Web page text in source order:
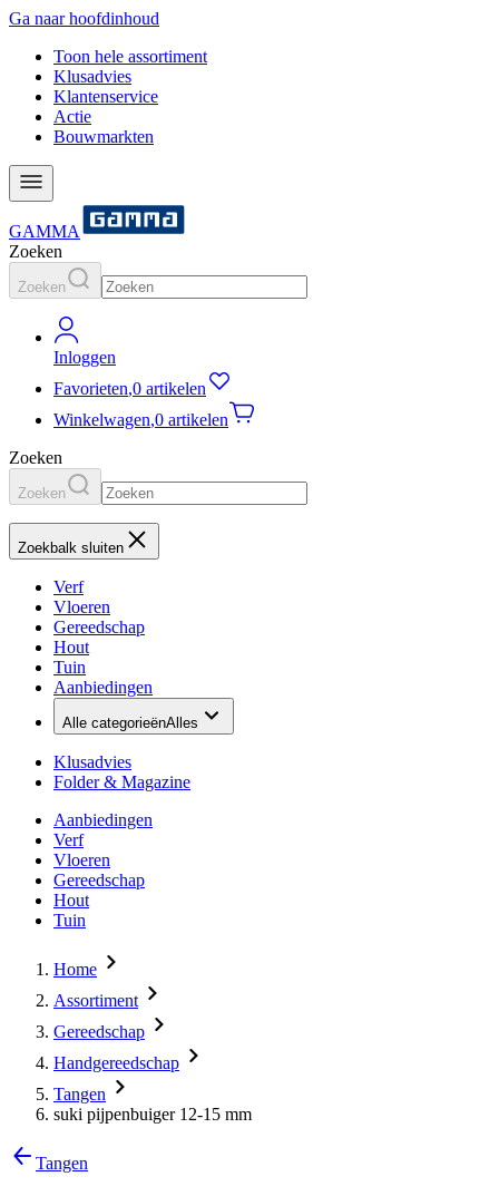
Ga naar hoofdinhoud
Toon hele assortiment
Klusadvies
Klantenservice
Actie
Bouwmarkten
GAMMA
Zoeken
Zoeken
Inloggen
Favorieten,0 artikelen
Winkelwagen,0 artikelen
Zoeken
Zoeken
Zoekbalk sluiten
Verf
Vloeren
Gereedschap
Hout
Tuin
Aanbiedingen
Alle categorieënAlles
Klusadvies
Folder & Magazine
Aanbiedingen
Verf
Vloeren
Gereedschap
Hout
Tuin
Home
Assortiment
Gereedschap
Handgereedschap
Tangen
suki pijpenbuiger 12-15 mm
Tangen